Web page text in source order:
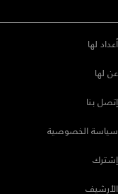
أعداد لها
عن لها
إتصل بنا
سياسة الخصوصية
إشترك
الأرشيف